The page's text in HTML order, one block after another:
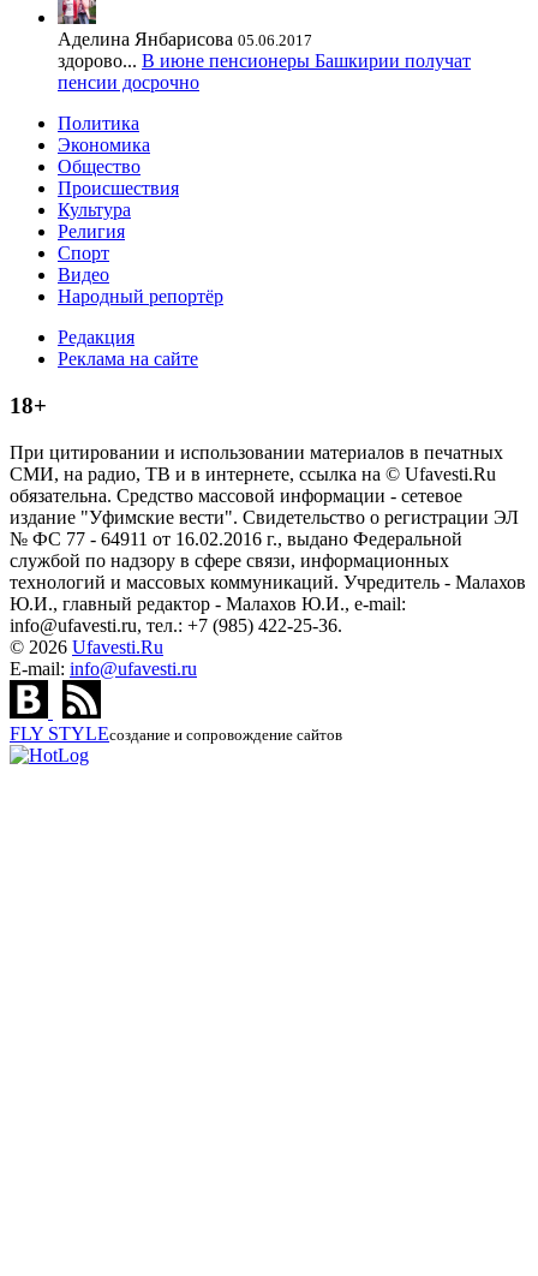
Аделина Янбарисова 05.06.2017
здорово... В июне пенсионеры Башкирии получат
пенсии досрочно
Политика
Экономика
Общество
Происшествия
Культура
Религия
Спорт
Видео
Народный репортёр
Редакция
Реклама на сайте
18+
При цитировании и использовании материалов в печатных
СМИ, на радио, ТВ и в интернете, ссылка на © Ufavesti.Ru
обязательна. Средство массовой информации - сетевое
издание "Уфимские вести". Свидетельство о регистрации ЭЛ
№ ФС 77 - 64911 от 16.02.2016 г., выдано Федеральной
службой по надзору в сфере связи, информационных
технологий и массовых коммуникаций. Учредитель - Малахов
Ю.И., главный редактор - Малахов Ю.И., e-mail:
info@ufavesti.ru, тел.: +7 (985) 422-25-36.
© 2026 Ufavesti.Ru
E-mail: info@ufavesti.ru
FLY STYLEсоздание и сопровождение сайтов